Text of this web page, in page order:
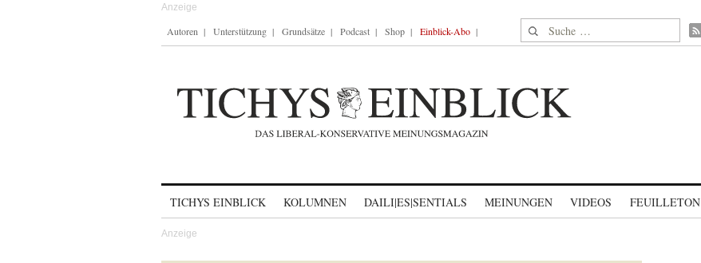
Autoren Unterstützung Grundsätze Podcast Shop Einblick-Abo Suche nach:
TICHYS EINBLICK KOLUMNEN DAILI|ES|SENTIALS MEINUNGEN VIDEOS FEUILLETON